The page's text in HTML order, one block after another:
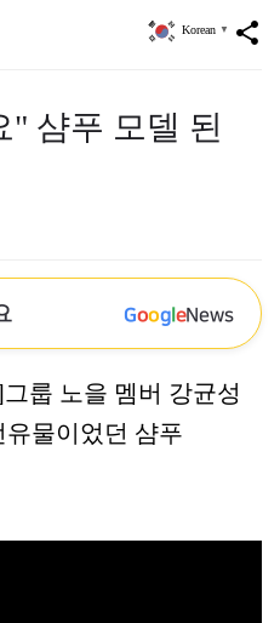
share
Korean ▼
샴푸 모델 된
GoogleNews
룹 노을 멤버 강균성
물이었던 샴푸